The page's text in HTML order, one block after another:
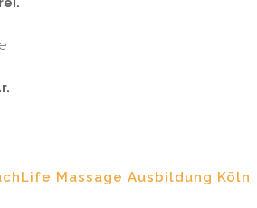
Massage Ausbildung Köln,